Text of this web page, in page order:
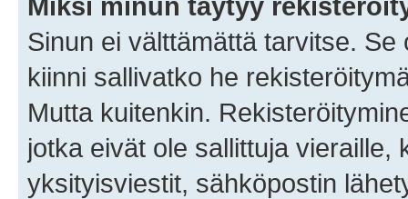
Sinun ei välttämättä tarvitse.
kiinni sallivatko he
Mutta kuitenkin.
jotka eivät ole sallittuja vieraille,
yksityisviestit, sähköpostin